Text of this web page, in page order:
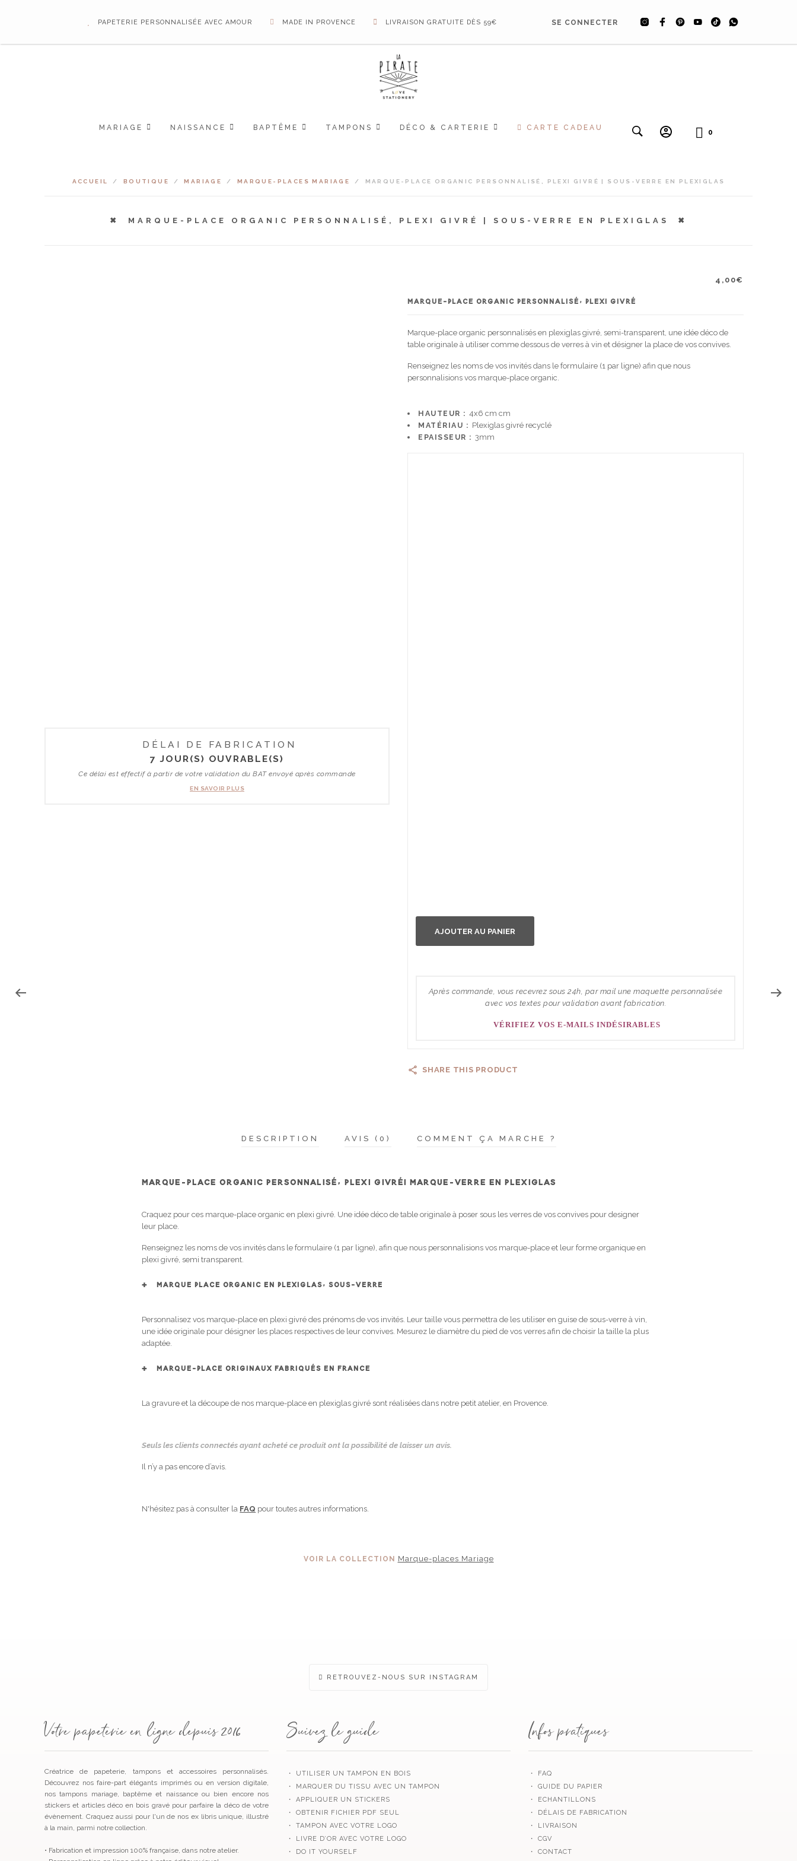
PAPETERIE PERSONNALISÉE AVEC AMOUR MADE IN PROVENCE LIVRAISON GRATUITE DÈS 59€ SE CONNECTER
MARIAGE NAISSANCE BAPTÊME TAMPONS DÉCO & CARTERIE CARTE CADEAU
0
ACCUEIL / BOUTIQUE / MARIAGE / MARQUE-PLACES MARIAGE / MARQUE-PLACE ORGANIC PERSONNALISÉ, PLEXI GIVRÉ | SOUS-VERRE EN PLEXIGLAS
MARQUE-PLACE ORGANIC PERSONNALISÉ, PLEXI GIVRÉ | SOUS-VERRE EN PLEXIGLAS
DÉLAI DE FABRICATION
7 JOUR(S) OUVRABLE(S)
Ce délai est effectif à partir de votre validation du BAT envoyé après commande
EN SAVOIR PLUS
4,00€
MARQUE-PLACE ORGANIC PERSONNALISÉ, PLEXI GIVRÉ
Marque-place organic personnalisés en plexiglas givré, semi-transparent, une idée déco de
table originale à utiliser comme dessous de verres à vin et désigner la place de vos convives.
Renseignez les noms de vos invités dans le formulaire (1 par ligne) afin que nous
personnalisions vos marque-place organic.
HAUTEUR : 4x6 cm cm
MATÉRIAU : Plexiglas givré recyclé
EPAISSEUR : 3mm
AJOUTER AU PANIER
Après commande, vous recevrez sous 24h, par mail une maquette personnalisée
avec vos textes pour validation avant fabrication.
VÉRIFIEZ VOS E-MAILS INDÉSIRABLES
SHARE THIS PRODUCT
DESCRIPTION AVIS (0) COMMENT ÇA MARCHE ?
MARQUE-PLACE ORGANIC PERSONNALISÉ, PLEXI GIVRÉ| MARQUE-VERRE EN PLEXIGLAS
Craquez pour ces marque-place organic en plexi givré. Une idée déco de table originale à poser sous les verres de vos convives pour designer
leur place.
Renseignez les noms de vos invités dans le formulaire (1 par ligne), afin que nous personnalisions vos marque-place et leur forme organique en
plexi givré, semi transparent.
MARQUE PLACE ORGANIC EN PLEXIGLAS, SOUS-VERRE
Personnalisez vos marque-place en plexi givré des prénoms de vos invités. Leur taille vous permettra de les utiliser en guise de sous-verre à vin,
une idée originale pour désigner les places respectives de leur convives. Mesurez le diamètre du pied de vos verres afin de choisir la taille la plus
adaptée.
MARQUE-PLACE ORIGINAUX FABRIQUÉS EN FRANCE
La gravure et la découpe de nos marque-place en plexiglas givré sont réalisées dans notre petit atelier, en Provence.
Seuls les clients connectés ayant acheté ce produit ont la possibilité de laisser un avis.
Il n’y a pas encore d’avis.
N'hésitez pas à consulter la FAQ pour toutes autres informations.
VOIR LA COLLECTION Marque-places Mariage
RETROUVEZ-NOUS SUR INSTAGRAM
Votre papeterie en ligne depuis 2016
Créatrice de papeterie, tampons et accessoires personnalisés.
Découvrez nos faire-part élégants imprimés ou en version digitale,
nos tampons mariage, baptême et naissance ou bien encore nos
stickers et articles déco en bois gravé pour parfaire la déco de votre
évènement. Craquez aussi pour l'un de nos ex libris unique, illustré
à la main, parmi notre collection.
• Fabrication et impression 100% française, dans notre atelier.
Suivez le guide
・ UTILISER UN TAMPON EN BOIS
・ MARQUER DU TISSU AVEC UN TAMPON
・ APPLIQUER UN STICKERS
・ OBTENIR FICHIER PDF SEUL
・ TAMPON AVEC VOTRE LOGO
・ LIVRE D’OR AVEC VOTRE LOGO
・ DO IT YOURSELF
Infos pratiques
・ FAQ
・ GUIDE DU PAPIER
・ ECHANTILLONS
・ DÉLAIS DE FABRICATION
・ LIVRAISON
・ CGV
・ CONTACT